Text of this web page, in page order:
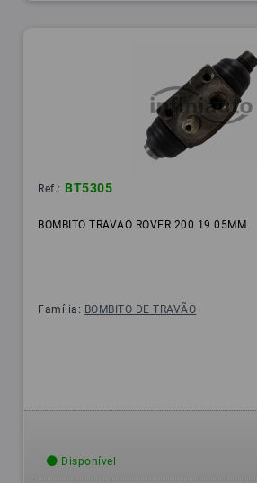
Ref.: BT5305
BOMBITO TRAVAO ROVER 200 19 05MM
Família: BOMBITO DE TRAVÃO
Disponível